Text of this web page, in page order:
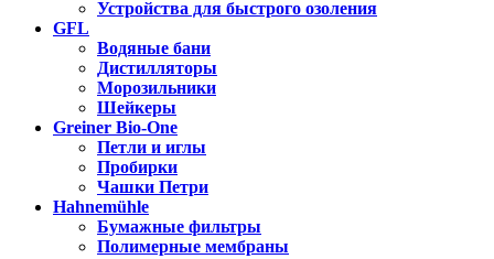
Устройства для быстрого озоления
GFL
Водяные бани
Дистилляторы
Морозильники
Шейкеры
Greiner Bio-One
Петли и иглы
Пробирки
Чашки Петри
Hahnemühle
Бумажные фильтры
Полимерные мембраны